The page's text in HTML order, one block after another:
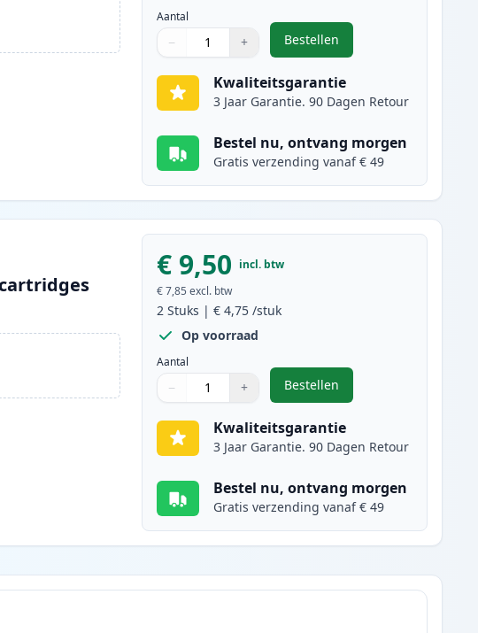
Aantal
Aantal
Gebruik de knoppen om aan te passen
− +
Aantal 1
Bestellen
,2 stuks Canon CLI-526M
Kwaliteitsgarantie
3 Jaar Garantie. 90 Dagen Retour
Bestel nu, ontvang morgen
Gratis verzending vanaf € 49
€ 9,50 incl. btw
€ 7,85 excl. btw
2 Stuks |€ 4,75 /stuk
Op voorraad
Aantal
Aantal
Gebruik de knoppen om aan te passen
− +
Aantal 1
Bestellen
,2 stuks Canon CLI-526Y
Kwaliteitsgarantie
3 Jaar Garantie. 90 Dagen Retour
Bestel nu, ontvang morgen
Gratis verzending vanaf € 49